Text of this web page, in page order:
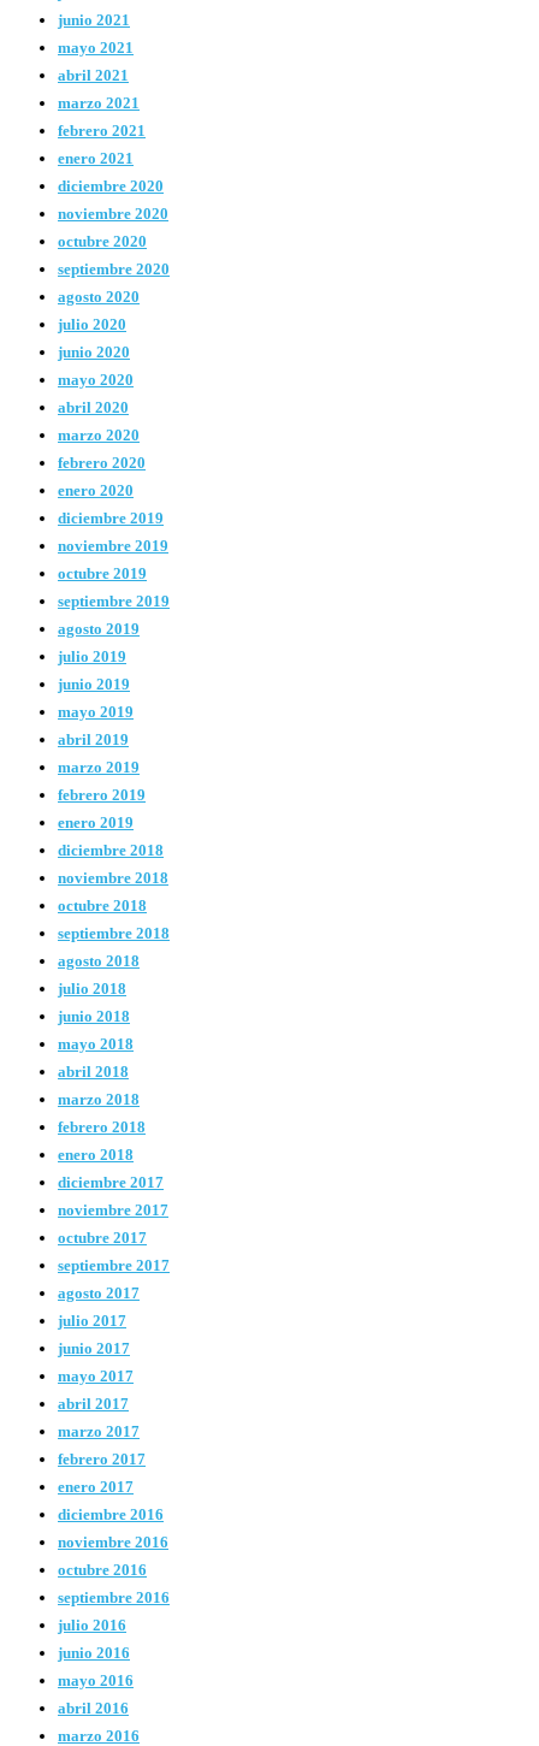
junio 2021
mayo 2021
abril 2021
marzo 2021
febrero 2021
enero 2021
diciembre 2020
noviembre 2020
octubre 2020
septiembre 2020
agosto 2020
julio 2020
junio 2020
mayo 2020
abril 2020
marzo 2020
febrero 2020
enero 2020
diciembre 2019
noviembre 2019
octubre 2019
septiembre 2019
agosto 2019
julio 2019
junio 2019
mayo 2019
abril 2019
marzo 2019
febrero 2019
enero 2019
diciembre 2018
noviembre 2018
octubre 2018
septiembre 2018
agosto 2018
julio 2018
junio 2018
mayo 2018
abril 2018
marzo 2018
febrero 2018
enero 2018
diciembre 2017
noviembre 2017
octubre 2017
septiembre 2017
agosto 2017
julio 2017
junio 2017
mayo 2017
abril 2017
marzo 2017
febrero 2017
enero 2017
diciembre 2016
noviembre 2016
octubre 2016
septiembre 2016
julio 2016
junio 2016
mayo 2016
abril 2016
marzo 2016